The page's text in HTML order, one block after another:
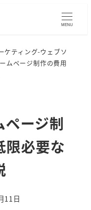
MENU
ケティング-ウェブソ
ムページ制作の費用
ページ制
限必要な
11日